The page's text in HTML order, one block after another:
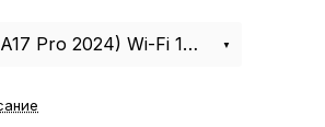
Apple iPad mini (A17 Pro 2024) Wi-Fi 128Gb Starlight